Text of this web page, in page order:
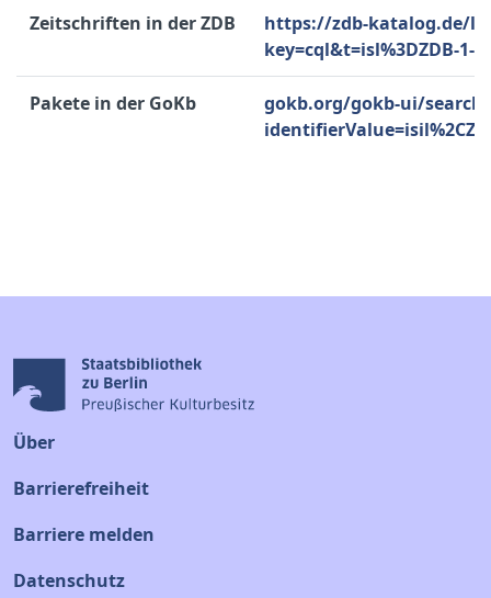
Zeitschriften in der ZDB
https://zdb-katalog.de/
key=cql&t=isl%3DZDB-1-
Pakete in der GoKb
gokb.org/gokb-ui/search-
Über
Barrierefreiheit
Barriere melden
Datenschutz